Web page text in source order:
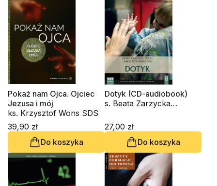
Pokaż nam Ojca. Ojciec
Jezusa i mój
ks. Krzysztof Wons SDS
39,90 zł
Do koszyka
Dotyk (CD-audiobook)
s. Beata Zarzycka
Wons SDS
27,00 zł
Do koszyka